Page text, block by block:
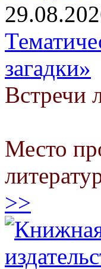
загадки»
Встречи
Место
>>